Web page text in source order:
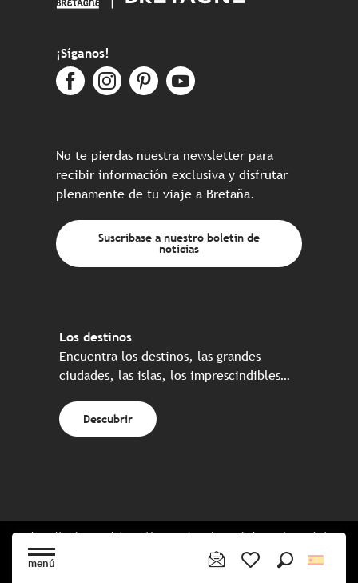
menú
¡Síganos!
No te pierdas nuestra newsletter para
recibir información exclusiva y disfrutar
plenamente de tu viaje a Bretaña.
Suscríbase a nuestro boletín de
noticias
Los destinos
Encuentra los destinos, las grandes
ciudades, las islas, los imprescindibles…
Descubrir
Web realizada en colaboración con el conjunto de los socios turísticos